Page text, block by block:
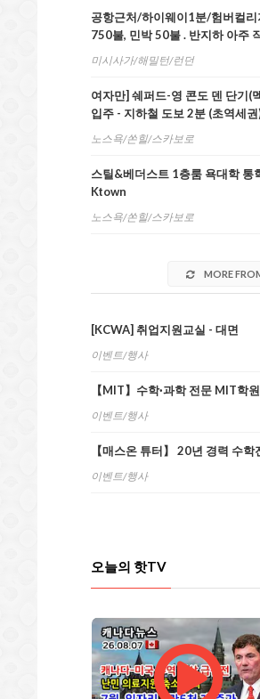
공항근처/하이웨이1분/험버컬
750불, 민박 50불 . 반지하 아주
미시사가/해밀턴/런던
여자만] 쉐퍼드-영 콘도 덴 단기(
입주 - 지하철 도보 2분 (초역세
노스욕/쏜힐/스카보로
스틸&베더스트 1층룸 욕대학 통
Ktown
노스욕/쏜힐/스카보로
MORE
[KCWA] 취업지원교실 - 대면
이벤트/행사
【MIT】수학·과학 전문 MIT
이벤트/행사
【매스온 튜터】 20년 경력 수
이벤트/행사
오늘의 핫TV